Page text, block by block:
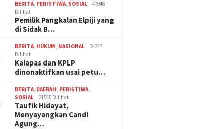
BERITA, PERISTIWA, SOSIAL
47946
Dilihat
Pemilik Pangkalan Elpiji yang
di Sidak B…
BERITA, HUKUM, NASIONAL
34247
Dilihat
Kalapas dan KPLP
dinonaktifkan usai petu…
BERITA, DAERAH, PERISTIWA,
SOSIAL
21545 Dilihat
Taufik Hidayat,
Menyayangkan Candi
Agung…